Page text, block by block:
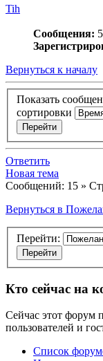
Tih
Сообщения: 5
Вернуться к началу
Показать
сортировки
Ответить
Новая тема
Сообщений: 15 »
Вернуться в
Перейти:
Кто сейчас на
Сейчас этот форум
пользователей и
Список